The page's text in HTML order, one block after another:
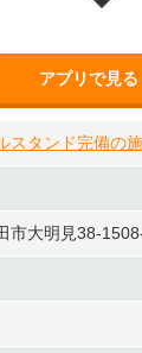
アプリで見る
スタンド完備の
市大明見38-